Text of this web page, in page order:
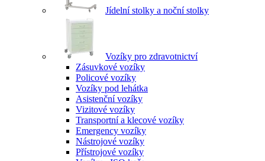
Jídelní stolky a noční stolky
Vozíky pro zdravotnictví
Zásuvkové vozíky
Policové vozíky
Vozíky pod lehátka
Asistenční vozíky
Vizitové vozíky
Transportní a klecové vozíky
Emergency vozíky
Nástrojové vozíky
Přístrojové vozíky